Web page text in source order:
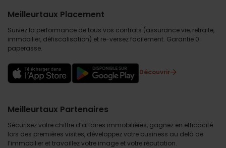
Meilleurtaux Placement
Suivez la performance de tous vos contrats (assurance vie, retraite,
immobilier, défiscalisation) et re-versez facilement. Garantie 0
paperasse.
Découvrir
Meilleurtaux Partenaires
Sécurisez votre chiffre d’affaires immobilières, gagnez en efficacité
lors des premières visites, développez votre business au delà de
l’immobilier et travaillez votre image et votre réputation.